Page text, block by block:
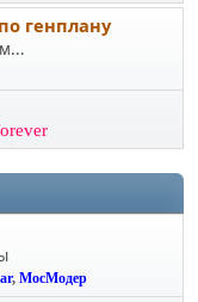
генплану
, МосМодер